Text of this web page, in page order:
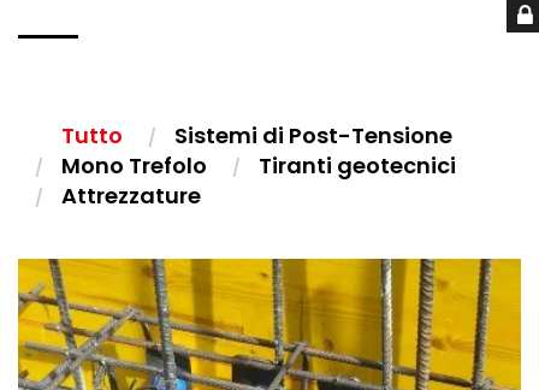
Tutto
Sistemi di Post-Tensione
Mono Trefolo
Tiranti geotecnici
Attrezzature
MONO TREFOLO